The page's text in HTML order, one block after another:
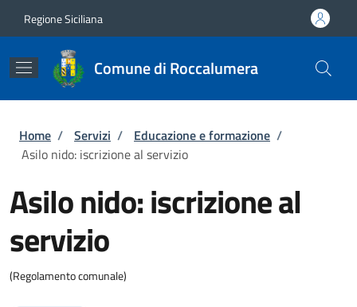
Regione Siciliana
Comune di Roccalumera
Briciole di pane
Home / Servizi / Educazione e formazione /
Asilo nido: iscrizione al servizio
Asilo nido: iscrizione al
servizio
(Regolamento comunale)